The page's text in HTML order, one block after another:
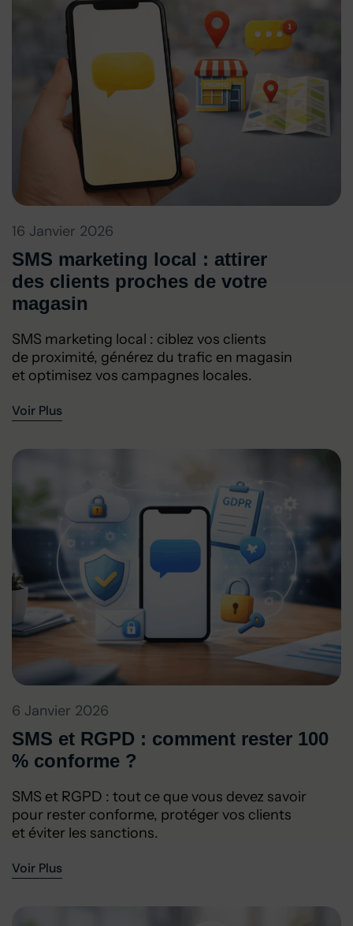
16 Janvier 2026
SMS marketing local : attirer
des clients proches de votre
magasin
SMS marketing local : ciblez vos clients
de proximité, générez du trafic en magasin
et optimisez vos campagnes locales.
Voir Plus
6 Janvier 2026
SMS et RGPD : comment rester 100
% conforme ?
SMS et RGPD : tout ce que vous devez savoir
pour rester conforme, protéger vos clients
et éviter les sanctions.
Voir Plus